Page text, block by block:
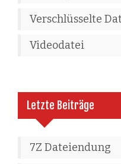
Verschlüsselte
Videodatei
Letzte Beiträge
7Z Dateiendung